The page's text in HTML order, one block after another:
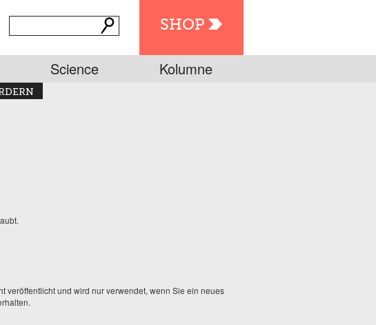
SHOP
Science Kolumne
veröffentlicht und wird nur verwendet, wenn Sie ein neues